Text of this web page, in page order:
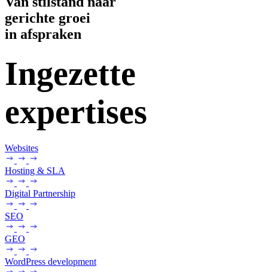
gerichte groei
in afspraken
Ingezette
expertises
Websites
Hosting & SLA
Digital Partnership
SEO
GEO
WordPress development